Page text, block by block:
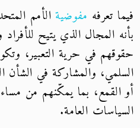
فيما تعرفه مفوضيةالأمم
بأنه المجال الذي يتيح
حقوقهم في حرية التعبير،
السلمي، والمشاركة في
أو القمع، بما يمكّنهم من
السياسات العامة.